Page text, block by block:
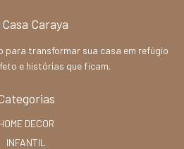
Caraya
para transformar sua casa em refúgio
e histórias que ficam.
DECOR
INFANTIL